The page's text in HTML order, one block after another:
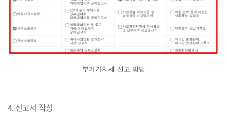
부가가치세 신고 방법
4. 신고서 작성